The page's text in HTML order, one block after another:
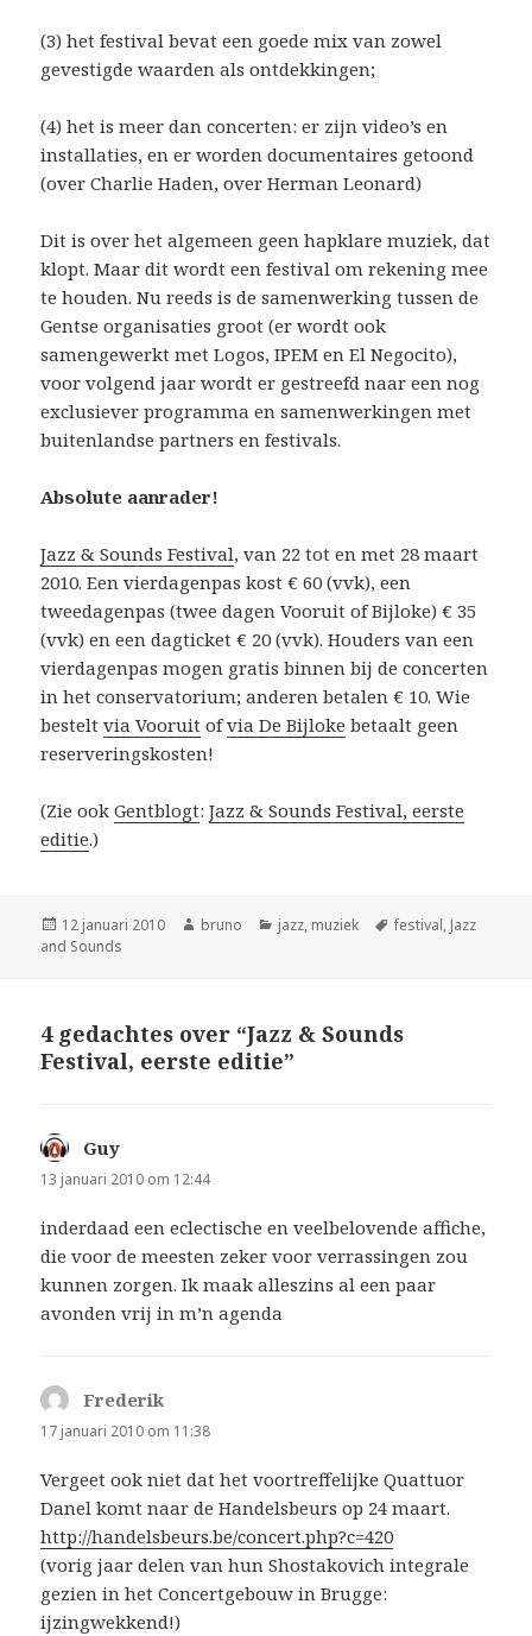
(3) het festival bevat een goede mix van zowel
gevestigde waarden als ontdekkingen;
(4) het is meer dan concerten: er zijn video’s en
installaties, en er worden documentaires getoond
(over Charlie Haden, over Herman Leonard)
Dit is over het algemeen geen hapklare muziek, dat
klopt. Maar dit wordt een festival om rekening mee
te houden. Nu reeds is de samenwerking tussen de
Gentse organisaties groot (er wordt ook
samengewerkt met Logos, IPEM en El Negocito),
voor volgend jaar wordt er gestreefd naar een nog
exclusiever programma en samenwerkingen met
buitenlandse partners en festivals.
Absolute aanrader!
Jazz & Sounds Festival, van 22 tot en met 28 maart
2010. Een vierdagenpas kost € 60 (vvk), een
tweedagenpas (twee dagen Vooruit of Bijloke) € 35
(vvk) en een dagticket € 20 (vvk). Houders van een
vierdagenpas mogen gratis binnen bij de concerten
in het conservatorium; anderen betalen € 10. Wie
besteltvia Vooruit ofvia De Bijloke betaalt geen
reserveringskosten!
(Zie ookGentblogt:Jazz & Sounds Festival, eerste
editie.)
Geplaatst
op
12 januari 2010 Auteur
bruno Categorieën
jazz, muziek Tags
festival, Jazz
and Sounds
4 gedachtes over “Jazz & Sounds
Festival, eerste editie”
Guy
13 januari 2010 om 12:44
inderdaad een eclectische en veelbelovende affiche,
die voor de meesten zeker voor verrassingen zou
kunnen zorgen. Ik maak alleszins al een paar
avonden vrij in m’n agenda
Frederik
17 januari 2010 om 11:38
Vergeet ook niet dat het voortreffelijke Quattuor
Danel komt naar de Handelsbeurs op 24 maart.
http://handelsbeurs.be/concert.php?c=420
(vorig jaar delen van hun Shostakovich integrale
gezien in het Concertgebouw in Brugge:
ijzingwekkend!)